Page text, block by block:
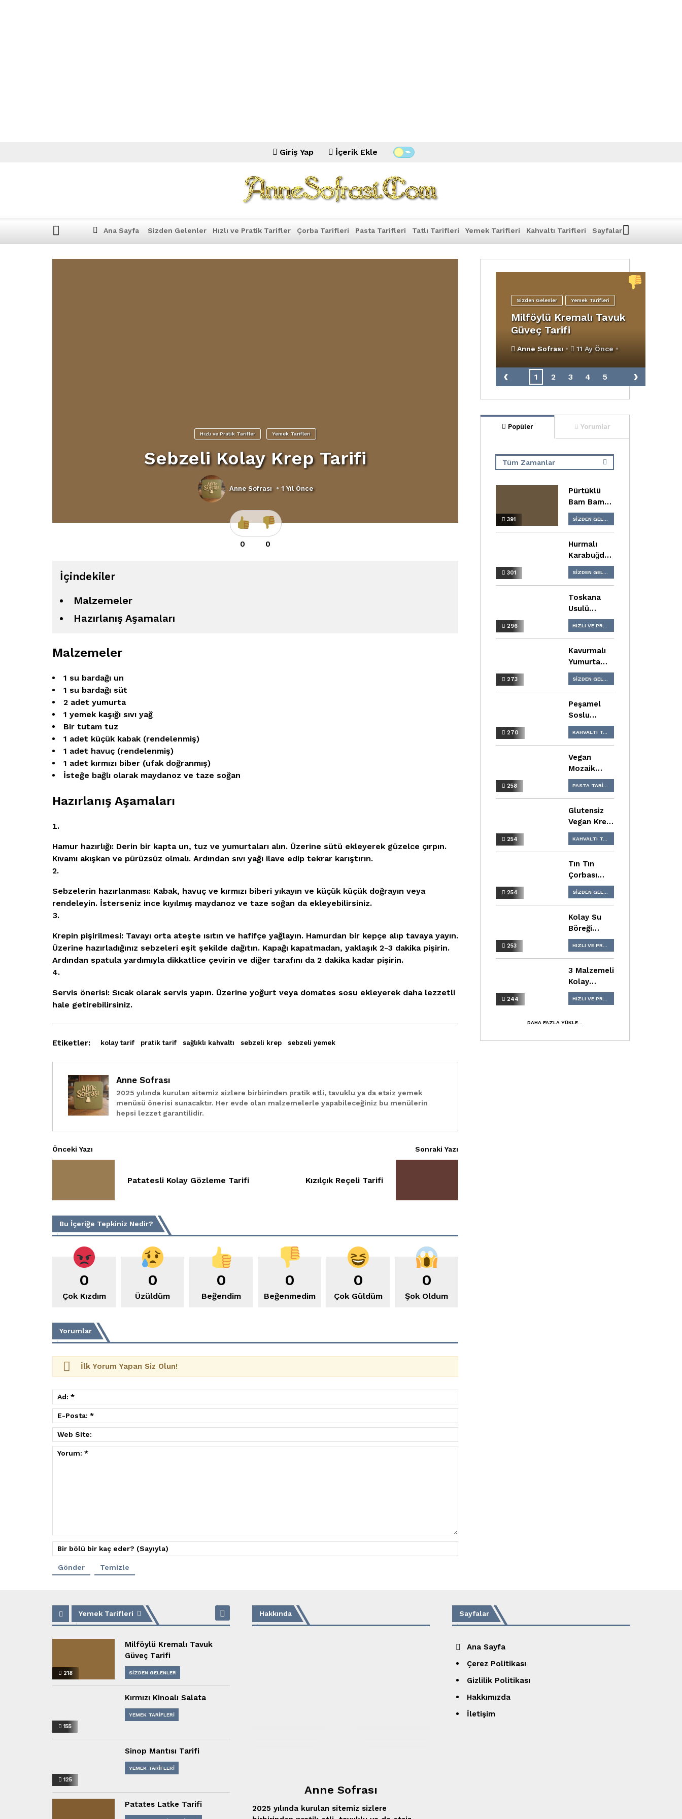
Giriş Yap İçerik Ekle
Ana Sayfa Sizden Gelenler Hızlı ve Pratik Tarifler Çorba Tarifleri Pasta Tarifleri Tatlı Tarifleri Yemek Tarifleri Kahvaltı Tarifleri Sayfalar
Hızlı ve Pratik Tarifler Yemek Tarifleri
Sebzeli Kolay Krep Tarifi
Anne Sofrası • 1 Yıl Önce
0 0
İçindekiler
Malzemeler
Hazırlanış Aşamaları
Malzemeler
1 su bardağı un
1 su bardağı süt
2 adet yumurta
1 yemek kaşığı sıvı yağ
Bir tutam tuz
1 adet küçük kabak (rendelenmiş)
1 adet havuç (rendelenmiş)
1 adet kırmızı biber (ufak doğranmış)
İsteğe bağlı olarak maydanoz ve taze soğan
Hazırlanış Aşamaları
Hamur hazırlığı: Derin bir kapta un, tuz ve yumurtaları alın. Üzerine sütü ekleyerek güzelce çırpın.
Kıvamı akışkan ve pürüzsüz olmalı. Ardından sıvı yağı ilave edip tekrar karıştırın.
Sebzelerin hazırlanması: Kabak, havuç ve kırmızı biberi yıkayın ve küçük küçük doğrayın veya
rendeleyin. İsterseniz ince kıyılmış maydanoz ve taze soğan da ekleyebilirsiniz.
Krepin pişirilmesi: Tavayı orta ateşte ısıtın ve hafifçe yağlayın. Hamurdan bir kepçe alıp tavaya yayın.
Üzerine hazırladığınız sebzeleri eşit şekilde dağıtın. Kapağı kapatmadan, yaklaşık 2-3 dakika pişirin.
Ardından spatula yardımıyla dikkatlice çevirin ve diğer tarafını da 2 dakika kadar pişirin.
Servis önerisi: Sıcak olarak servis yapın. Üzerine yoğurt veya domates sosu ekleyerek daha lezzetli
hale getirebilirsiniz.
Etiketler: kolay tarif pratik tarif sağlıklı kahvaltı sebzeli krep sebzeli yemek
Anne Sofrası
2025 yılında kurulan sitemiz sizlere birbirinden pratik etli, tavuklu ya da etsiz yemek
menüsü önerisi sunacaktır. Her evde olan malzemelerle yapabileceğiniz bu menülerin
hepsi lezzet garantilidir.
Önceki Yazı
Patatesli Kolay Gözleme Tarifi
Sonraki Yazı
Kızılçık Reçeli Tarifi
Bu İçeriğe Tepkiniz Nedir?
0
Çok Kızdım
0
Üzüldüm
0
Beğendim
0
Beğenmedim
0
Çok Güldüm
0
Şok Oldum
Yorumlar
İlk Yorum Yapan Siz Olun!
Sizden Gelenler Yemek Tarifleri
Milföylü Kremalı Tavuk
Güveç Tarifi
Anne Sofrası• 11 Ay Önce•
‹ ›
1 2 3 4 5
Popüler Yorumlar
Tüm Zamanlar
6 Ay
391
Pürtüklü
Bam Bam
Çorbası
Tarifi
301
Hurmalı
Karabuğday
Unlu Kek
Tarifi
296
Toskana
Usulü
Kremalı
Somon
Tarifi
273
Kavurmalı
Yumurta
Tarifi
270
Peşamel
Soslu
Sandal
Böreği
258
Vegan
Mozaik
Pasta Tarifi
254
Glutensiz
Vegan Krep
Tarifi
254
Tın Tın
Çorbası
Tarifi
253
Kolay Su
Böreği
Tarifi
244
3 Malzemeli
Kolay
Kurabiye
Tarifi
DAHA FAZLA YÜKLE...
Yemek Tarifleri
218
Milföylü Kremalı Tavuk
Güveç Tarifi
SIZDEN GELENLER
155
Kırmızı Kinoalı Salata
YEMEK TARIFLERI
125
Sinop Mantısı Tarifi
YEMEK TARIFLERI
Patates Latke Tarifi
Hakkında
Anne Sofrası
2025 yılında kurulan sitemiz sizlere
Sayfalar
Ana Sayfa
Çerez Politikası
Gizlilik Politikası
Hakkımızda
İletişim